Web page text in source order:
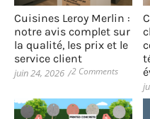
Cuisines Leroy Merlin :
notre avis complet sur
la qualité, les prix et le
service client
juin 24, 2026 /2 Comments